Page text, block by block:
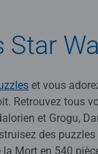
Star
et vous
Retrouvez tous
et Grogu,
des
Mort en 540